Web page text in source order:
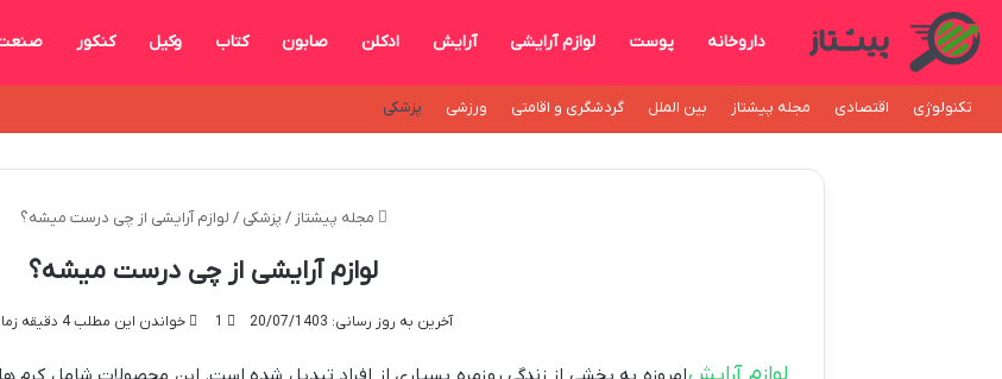
داروخانه پوست لوازم آرایشی آرایش ادکلن صابون کتاب وکیل کنکور
تکنولوژی اقتصادی مجله پیشتاز بین الملل گردشگری و اقامتی ورزشی پزشکی
مجله پیشتاز / پزشکی / لوازم آرایشی از چی درست میشه؟
لوازم آرایشی از چی درست میشه؟
آخرین به روز رسانی: 20/07/1403 1 خواندن این مطلب 4 دقیقه زمان میبرد